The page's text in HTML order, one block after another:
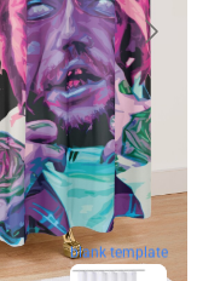
blank template